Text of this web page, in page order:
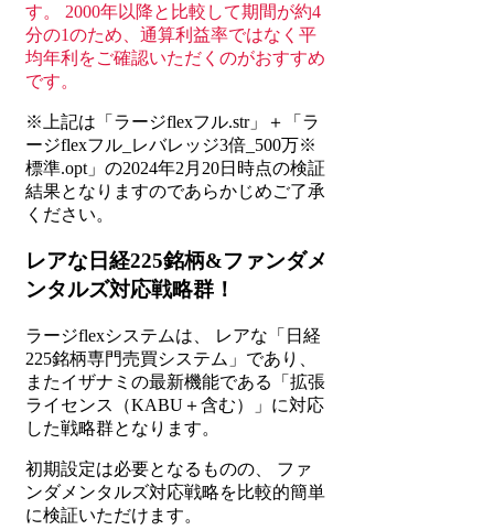
す。 2000年以降と比較して期間が約4
分の1のため、通算利益率ではなく平
均年利をご確認いただくのがおすすめ
です。
※上記は「ラージflexフル.str」＋「ラ
ージflexフル_レバレッジ3倍_500万※
標準.opt」の2024年2月20日時点の検証
結果となりますのであらかじめご了承
ください。
レアな日経225銘柄&ファンダメ
ンタルズ対応戦略群！
ラージflexシステムは、 レアな「日経
225銘柄専門売買システム」であり、
またイザナミの最新機能である「拡張
ライセンス（KABU＋含む）」に対応
した戦略群となります。
初期設定は必要となるものの、 ファ
ンダメンタルズ対応戦略を比較的簡単
に検証いただけます。